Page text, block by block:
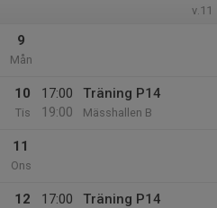
v.11
9
Mån
10
Tis
17:00
19:00
Träning P14
Mässhallen B
11
Ons
12
17:00
Träning P14